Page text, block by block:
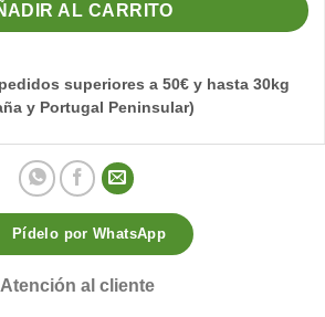
AL CARRITO
superiores a 50€ y hasta 30kg
y Portugal Peninsular)
Pídelo por WhatsApp
Atención al cliente